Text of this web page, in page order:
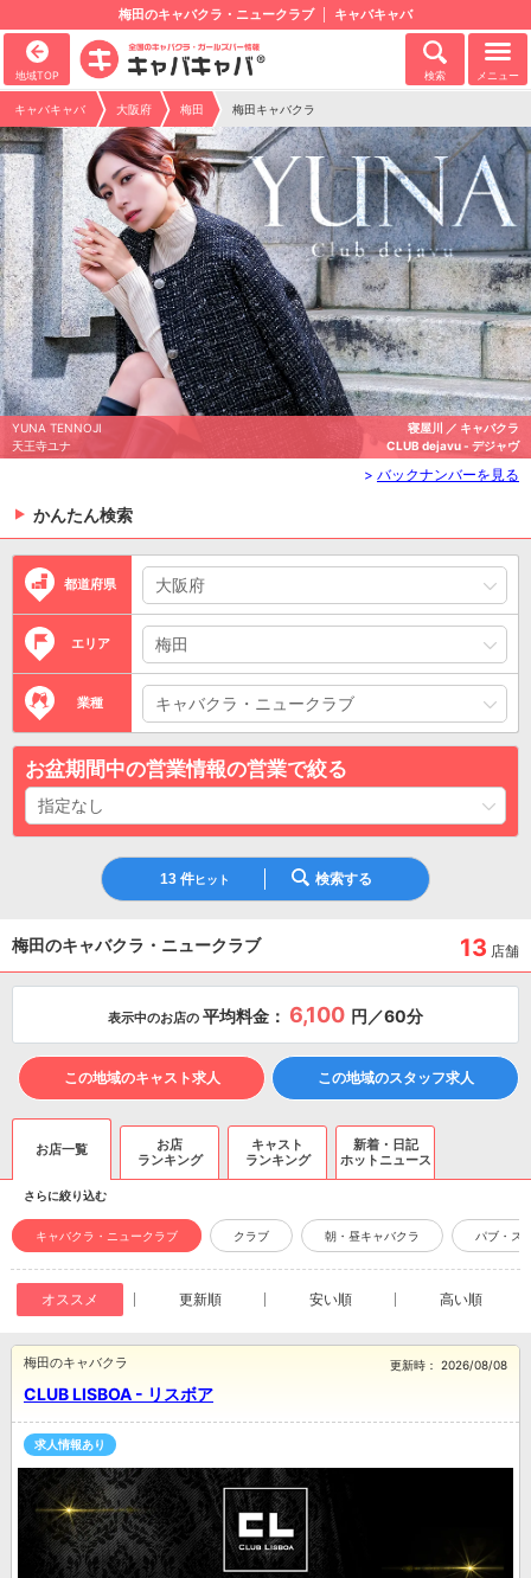
梅田のキャバクラ・ニュークラブ キャバキャバ
地域TOP 検索 メニュー
キャバキャバ 大阪府 梅田 梅田キャバクラ
YUNA TENNOJI
天王寺ユナ
寝屋川 ／ キャバクラ
CLUB dejavu - デジャヴ
> バックナンバーを見る
かんたん検索
都道府県
エリア
業種
お盆期間中の営業情報の営業で絞る
13 件ヒット 検索する
梅田のキャバクラ・ニュークラブ 13 店舗
表示中のお店の 平均料金： 6,100 円／60分
この地域のキャスト求人 この地域のスタッフ求人
お店一覧
お店
ランキング
キャスト
ランキング
新着・日記
ホットニュース
さらに絞り込む
キャバクラ・ニュークラブ クラブ 朝・昼キャバクラ パブ・ス
オススメ 更新順 安い順 高い順
CLUB LISBOA - リスボア
梅田のキャバクラ 更新時： 2026/08/08
求人情報あり